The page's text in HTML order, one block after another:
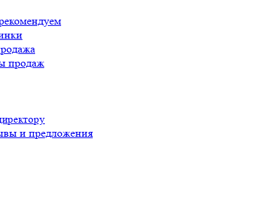
продаж
и предложения